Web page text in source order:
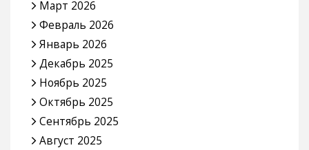
Март 2026
Февраль 2026
Январь 2026
Декабрь 2025
Ноябрь 2025
Октябрь 2025
Сентябрь 2025
Август 2025